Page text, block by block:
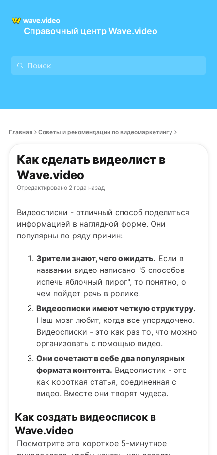
Справочный центр Wave.video
Главная Советы и рекомендации по видеомаркетингу
Как сделать видеолист в
Wave.video
Отредактировано 2 года назад
Видеосписки - отличный способ поделиться
информацией в наглядной форме. Они
популярны по ряду причин:
Зрители знают, чего ожидать. Если в
названии видео написано "5 способов
испечь яблочный пирог", то понятно, о
чем пойдет речь в ролике.
Видеосписки имеют четкую структуру.
Наш мозг любит, когда все упорядочено.
Видеосписки - это как раз то, что можно
организовать с помощью видео.
Они сочетают в себе два популярных
формата контента. Видеолистик - это
как короткая статья, соединенная с
видео. Вместе они творят чудеса.
Как создать видеосписок в
Wave.video
Посмотрите это короткое 5-минутное